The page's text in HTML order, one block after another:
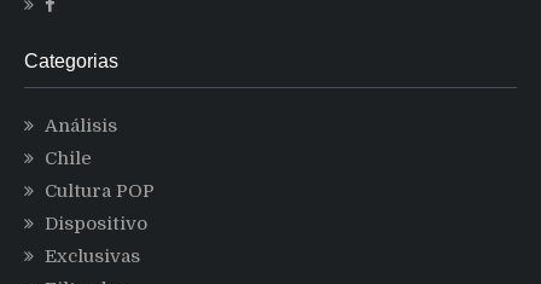
Categorias
Análisis
Chile
Cultura POP
Dispositivo
Exclusivas